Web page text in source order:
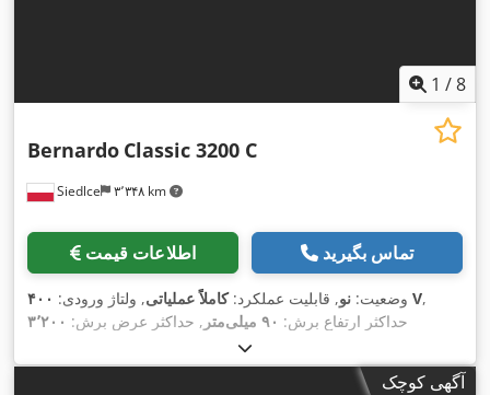
1 /8
Siedlce ۳٬۳۴۸ km
Bernardo Classic 3200 C
اطلاعات قیمت تماس بگیرید
وضعیت: نو, قابلیت عملکرد:کاملاً عملیاتی, ولتاژ ورودی: ۴۰۰ V,
حداکثر ارتفاع برش: ۹۰ میلی‌متر , حداکثر عرض برش: ۳٬۲۰۰
, حداکثر سرعت چرخش:
کیلوگرم, تجهیزات: محافظ تیغه اره, نشان CE,
آگهی کوچک